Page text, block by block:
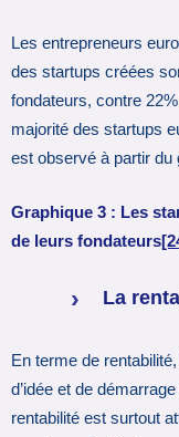
Les entrepreneurs
des startups créées
fondateurs, contre
majorité des startups
est observé à partir du
Graphique 3 : Les
de leurs fondateurs
La
En terme de
d’idée et de
rentabilité est surtout